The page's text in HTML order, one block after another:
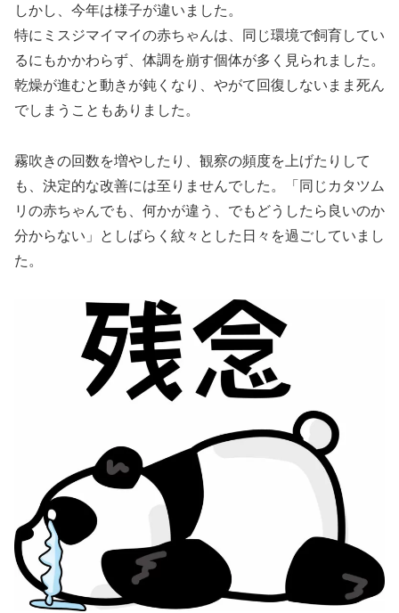
しかし、今年は様子が違いました。
特にミスジマイマイの赤ちゃんは、同じ環境で飼育してい
るにもかかわらず、体調を崩す個体が多く見られました。
乾燥が進むと動きが鈍くなり、やがて回復しないまま死ん
でしまうこともありました。
霧吹きの回数を増やしたり、観察の頻度を上げたりして
も、決定的な改善には至りませんでした。「同じカタツム
リの赤ちゃんでも、何かが違う、でもどうしたら良いのか
分からない」としばらく紋々とした日々を過ごしていまし
た。